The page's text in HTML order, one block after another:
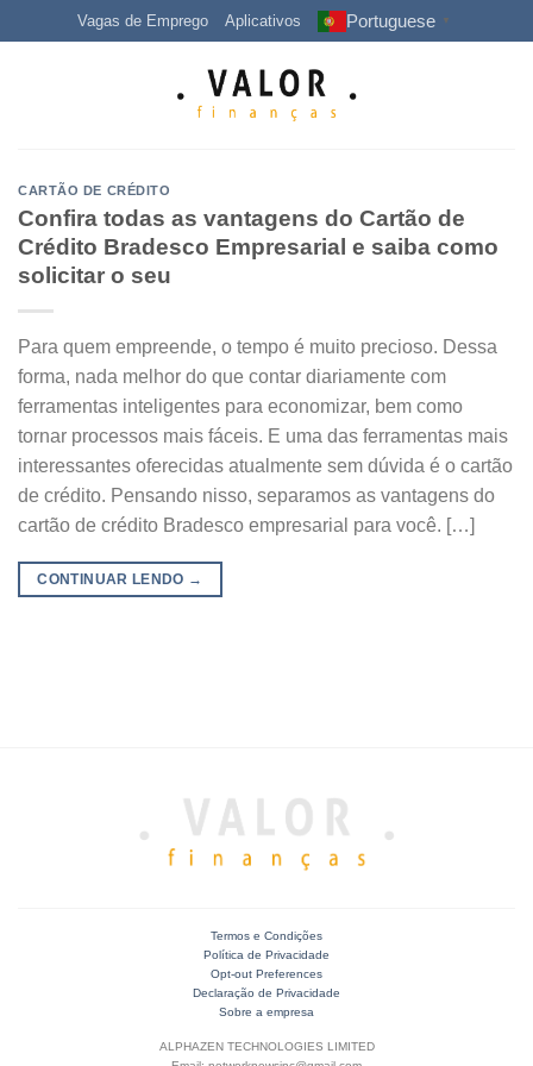
to
Vagas de Emprego Aplicativos Portuguese ▼
CARTÃO DE CRÉDITO
Confira todas as vantagens do Cartão de
Crédito Bradesco Empresarial e saiba como
solicitar o seu
Para quem empreende, o tempo é muito precioso. Dessa
forma, nada melhor do que contar diariamente com
ferramentas inteligentes para economizar, bem como
tornar processos mais fáceis. E uma das ferramentas mais
interessantes oferecidas atualmente sem dúvida é o cartão
de crédito. Pensando nisso, separamos as vantagens do
cartão de crédito Bradesco empresarial para você. […]
CONTINUAR LENDO →
Termos e Condições
Política de Privacidade
Opt-out Preferences
Declaração de Privacidade
Sobre a empresa
ALPHAZEN TECHNOLOGIES LIMITED